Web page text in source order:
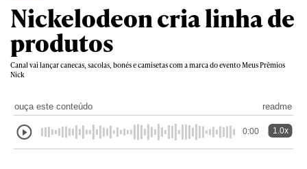
Nickelodeon cria linha de
produtos
Canal vai lançar canecas, sacolas, bonés e camisetas com a marca do evento Meus Prêmios
Nick
ouça este conteúdo readme
0:00 1.0x